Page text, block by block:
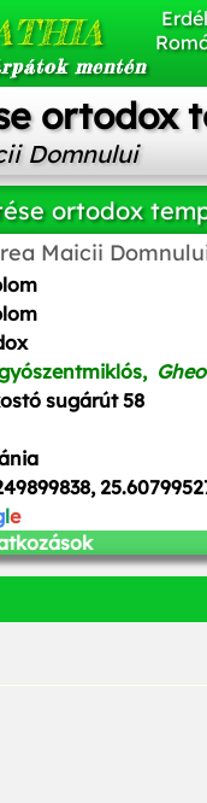
mentén
ortodox
Domnului
ortodox
Maicii
sugárút 58
le